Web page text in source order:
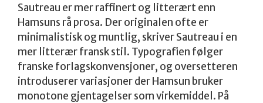
Sautreau er mer raffinert og litterært enn
Hamsuns rå prosa. Der originalen ofte er
minimalistisk og muntlig, skriver Sautreau i en
mer litterær fransk stil. Typografien følger
franske forlagskonvensjoner, og oversetteren
introduserer variasjoner der Hamsun bruker
monotone gjentagelser som virkemiddel. På